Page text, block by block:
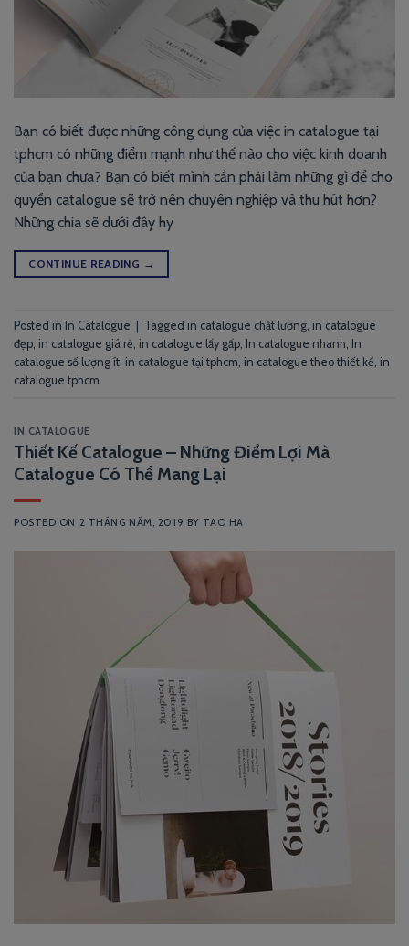
Bạn có biết được những công dụng của việc in catalogue tại
tphcm có những điểm mạnh như thế nào cho việc kinh doanh
của bạn chưa? Bạn có biết mình cần phải làm những gì để cho
quyển catalogue sẽ trở nên chuyên nghiệp và thu hút hơn?
Những chia sẽ dưới đây hy
CONTINUE READING →
Posted in In Catalogue Tagged in catalogue chất lượng, in catalogue
đẹp, in catalogue giá rẻ, in catalogue lấy gấp, In catalogue nhanh, In
catalogue số lượng ít, in catalogue tại tphcm, in catalogue theo thiết kể, in
catalogue tphcm
IN CATALOGUE
Thiết Kế Catalogue – Những Điểm Lợi Mà
Catalogue Có Thể Mang Lại
POSTED ON 2 THÁNG NĂM, 2019 BY TAO HA